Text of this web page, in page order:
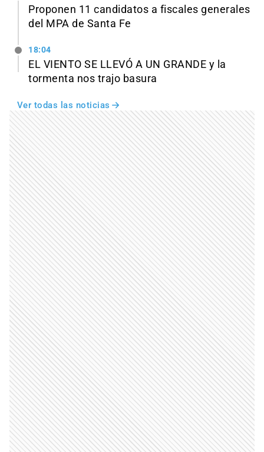
Proponen 11 candidatos a fiscales generales
del MPA de Santa Fe
18:04
EL VIENTO SE LLEVÓ A UN GRANDE y la
tormenta nos trajo basura
Ver todas las noticias